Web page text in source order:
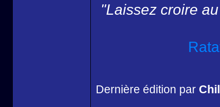
"Laissez croire
Dernière édition par